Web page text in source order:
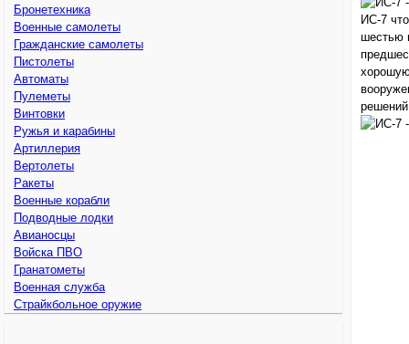
Бронетехника
Военные самолеты
Гражданские самолеты
Пистолеты
Автоматы
Пулеметы
Винтовки
Ружья и карабины
Артиллерия
Вертолеты
Ракеты
Военные корабли
Подводные лодки
Авианосцы
Войска ПВО
Гранатометы
Военная служба
Страйкбольное оружие
ИС-7
шестью